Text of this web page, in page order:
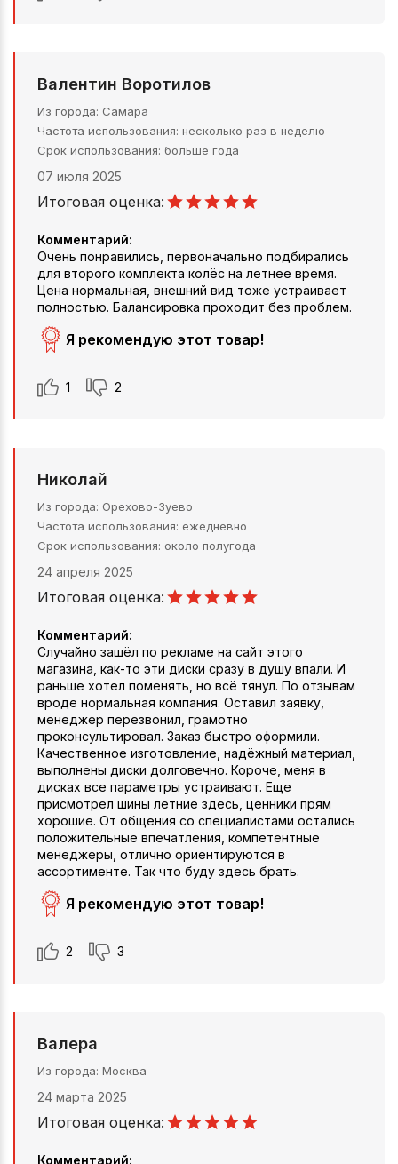
Валентин Воротилов
Из города Самара
Частота использования несколько раз в неделю
Срок использования больше года
07 июля 2025
Итоговая оценка:
Комментарий:
Очень понравились, первоначально подбирались
для второго комплекта колёс на летнее время.
Цена нормальная, внешний вид тоже устраивает
полностью. Балансировка проходит без проблем.
Я рекомендую этот товар!
1 2
Николай
Из города Орехово-Зуево
Частота использования ежедневно
Срок использования около полугода
24 апреля 2025
Итоговая оценка:
Комментарий:
Случайно зашёл по рекламе на сайт этого
магазина, как-то эти диски сразу в душу впали. И
раньше хотел поменять, но всё тянул. По отзывам
вроде нормальная компания. Оставил заявку,
менеджер перезвонил, грамотно
проконсультировал. Заказ быстро оформили.
Качественное изготовление, надёжный материал,
выполнены диски долговечно. Короче, меня в
дисках все параметры устраивают. Еще
присмотрел шины летние здесь, ценники прям
хорошие. От общения со специалистами остались
положительные впечатления, компетентные
менеджеры, отлично ориентируются в
ассортименте. Так что буду здесь брать.
Я рекомендую этот товар!
2 3
Валера
Из города Москва
24 марта 2025
Итоговая оценка:
Комментарий: